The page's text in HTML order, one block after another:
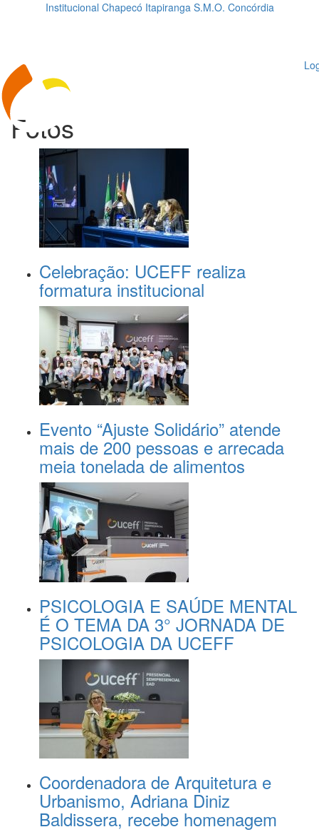
Institucional Chapecó Itapiranga S.M.O. Concórdia
Fotos
Celebração: UCEFF realiza
formatura institucional
Evento “Ajuste Solidário” atende
mais de 200 pessoas e arrecada
meia tonelada de alimentos
PSICOLOGIA E SAÚDE MENTAL
É O TEMA DA 3° JORNADA DE
PSICOLOGIA DA UCEFF
Coordenadora de Arquitetura e
Urbanismo, Adriana Diniz
Baldissera, recebe homenagem